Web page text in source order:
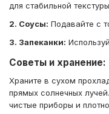
для стабильной
2. Соусы: Подавайте с
3. Запеканки:
Советы и хранение:
Храните в сухом
прямых солнечных
чистые приборы и